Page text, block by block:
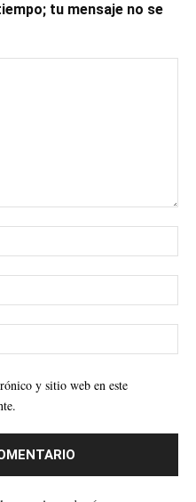
tu mensaje no se
y sitio web en este